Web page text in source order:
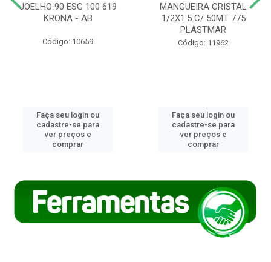
JOELHO 90 ESG 100 619
KRONA - AB
Código: 10659
Faça seu login ou
cadastre-se para
ver preços e
comprar
MANGUEIRA CRISTAL
1/2X1.5 C/ 50MT 775
PLASTMAR
Código: 11962
Faça seu login ou
cadastre-se para
ver preços e
comprar